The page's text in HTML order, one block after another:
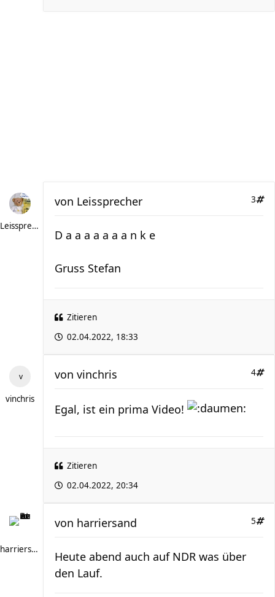
Leissprecher
3
von Leissprecher
D a a a a a a a n k e
Gruss Stefan
Zitieren
02.04.2022, 18:33
vinchris
4
von vinchris
Egal, ist ein prima Video!
Zitieren
02.04.2022, 20:34
harriersand
5
von harriersand
Heute abend auch auf NDR was über
den Lauf.